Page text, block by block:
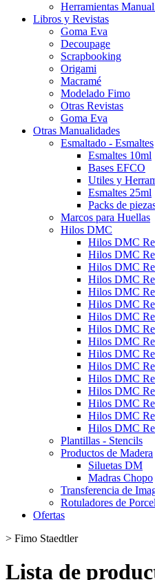
Herramientas
Libros y Revistas
Goma Eva
Decoupage
Scrapbooking
Origami
Macramé
Modelado Fimo
Otras Revistas
Goma Eva
Otras Manualidades
Esmaltado - Esmaltes
Esmaltes 10ml
Bases EFCO
Utiles y
Esmaltes 25ml
Packs de
Marcos para Huellas
Hilos DMC
Hilos DMC
Hilos DMC
Hilos DMC
Hilos DMC
Hilos DMC
Hilos DMC
Hilos DMC
Hilos DMC
Hilos DMC
Hilos DMC
Hilos DMC
Hilos DMC
Hilos DMC
Hilos DMC
Hilos DMC
Hilos DMC
Plantillas - Stencils
Productos de Madera
Siluetas DM
Madras Chopo
Transferencia de
Rotuladores de
Ofertas
> Fimo Staedtler
Lista de